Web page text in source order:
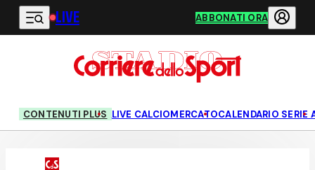
Vai al contenuto principale
LIVE ABBONATI ORA
CONTENUTI PLUS LIVE CALCIOMERCATOCALENDARIO SERIE